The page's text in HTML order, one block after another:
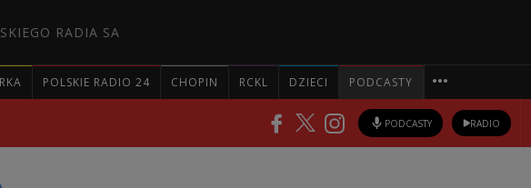
RADIA SA
POLSKIE RADIO 24 CHOPIN RCKL DZIECI PODCASTY
PODCASTY RADIO